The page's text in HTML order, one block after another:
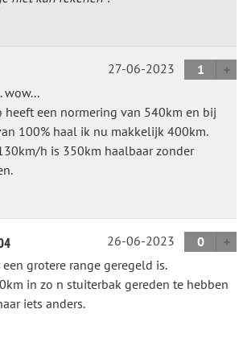
27-06-2023
1
wow...
heeft een normering van 540km en bij
100% haal ik nu makkelijk 400km.
h is 350km haalbaar zonder
26-06-2023
0
grotere range geregeld is.
in zo n stuiterbak gereden te hebben
iets anders.